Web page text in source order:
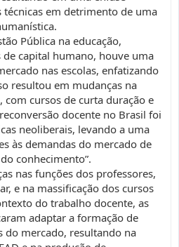
técnicas em detrimento de uma
Pública na educação,
capital humano, houve uma
nas escolas, enfatizando
resultou em mudanças na
cursos de curta duração e
docente no Brasil foi
neoliberais, levando a uma
às demandas do mercado de
conhecimento”.
nas funções dos professores,
e na massificação dos cursos
do trabalho docente, as
adaptar a formação de
do mercado, resultando na